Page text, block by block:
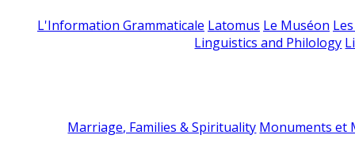
L'Information Grammaticale Latomus Le Muséon
Linguistics and Philology
Marriage, Families & Spirituality Monuments et